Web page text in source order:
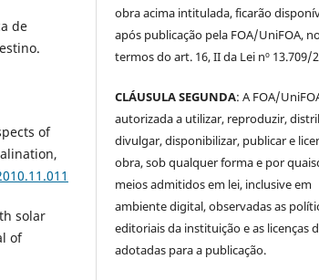
de
of
solar
of
obra acima intitulada, ficarão
após publicação pela FOA/UniFOA,
termos do art. 16, II da Lei nº 13.709/
CLÁUSULA SEGUNDA: A FOA/
autorizada a utilizar, reproduzir,
divulgar, disponibilizar, publicar e
obra, sob qualquer forma e por
meios admitidos em lei, inclusive em
ambiente digital, observadas as
editoriais da instituição e as licenças
adotadas para a publicação.